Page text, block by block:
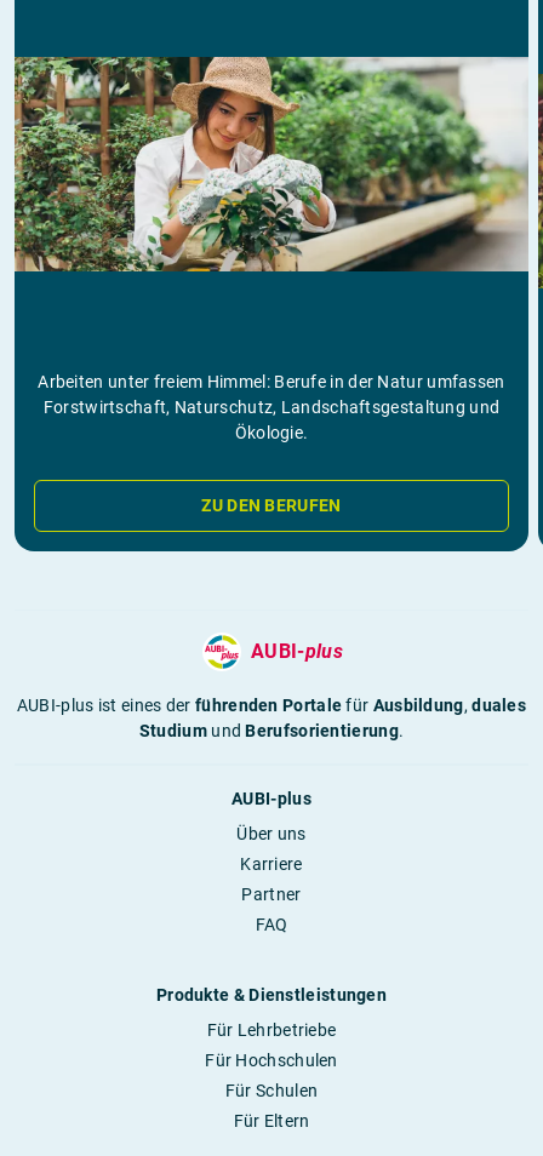
Arbeiten unter freiem Himmel: Berufe in der Natur umfassen
Forstwirtschaft, Naturschutz, Landschaftsgestaltung und
Ökologie.
ZU DEN BERUFEN
AUBI-plus
AUBI-plus ist eines derführenden Portalefür Ausbildung,duales
StudiumundBerufsorientierung.
AUBI-plus
Über uns
Karriere
Partner
FAQ
Produkte & Dienstleistungen
Für Lehrbetriebe
Für Hochschulen
Für Schulen
Für Eltern